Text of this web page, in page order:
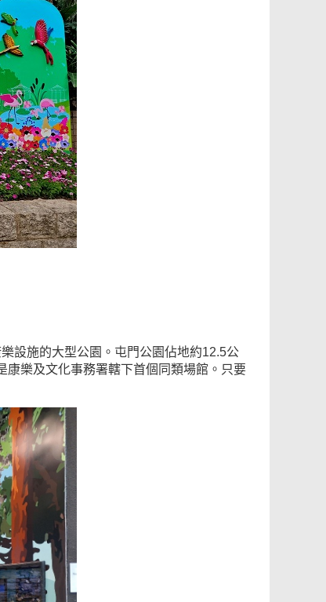
設施的大型公園。屯門公園佔地約12.5公
樂及文化事務署轄下首個同類場館。只要